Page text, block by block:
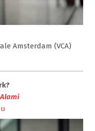
Amsterdam (VCA)